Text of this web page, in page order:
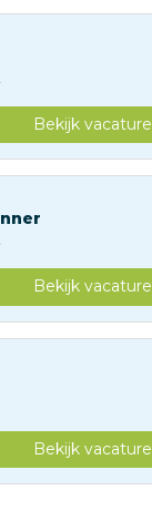
Bekijk vacature
Bekijk vacature
Bekijk vacature